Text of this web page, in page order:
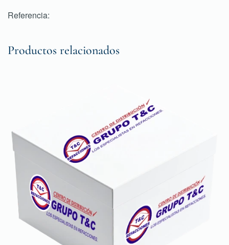
Referencia:
Productos relacionados